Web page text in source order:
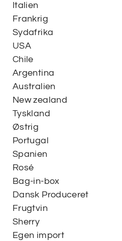
Italien
Frankrig
Sydafrika
USA
Chile
Argentina
Australien
New zealand
Tyskland
Østrig
Portugal
Spanien
Rosé
Bag-in-box
Dansk Produceret
Frugtvin
Sherry
Egen import